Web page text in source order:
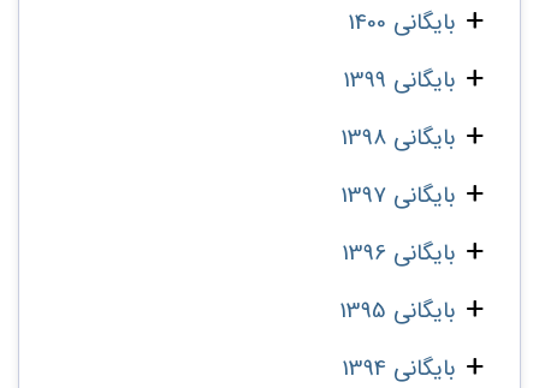
بایگانی 1400
بایگانی 1399
بایگانی 1398
بایگانی 1397
بایگانی 1396
بایگانی 1395
بایگانی 1394